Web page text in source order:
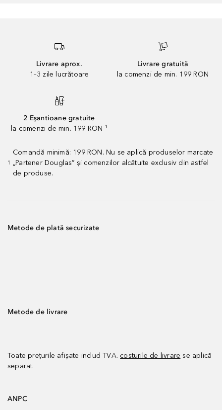
Livrare aprox.
1–3 zile lucrătoare
Livrare gratuită
la comenzi de min. 199 RON
2 Eșantioane gratuite
la comenzi de min. 199 RON ¹
1
Comandă minimă: 199 RON. Nu se aplică produselor marcate
„Partener Douglas” și comenzilor alcătuite exclusiv din astfel
de produse.
Metode de plată securizate
Metode de livrare
Toate prețurile afișate includ TVA. costurile de livrare se aplică
separat.
ANPC